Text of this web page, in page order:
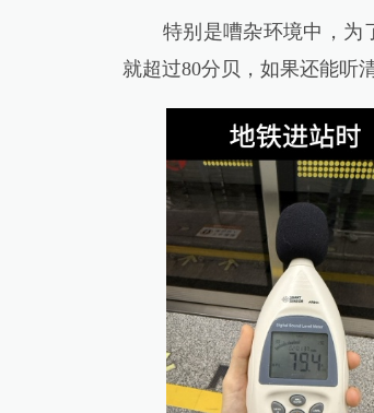
特别是嘈杂环境中，为了
就超过80分贝，如果还能听